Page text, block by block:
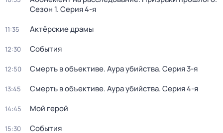
Сезон 1. Серия 4-я
11:35 Актёрские драмы
12:30 События
12:50 Смерть в объективе. Аура убийства. Серия 3-я
13:45 Смерть в объективе. Аура убийства. Серия 4-я
14:45 Мой герой
15:30 События